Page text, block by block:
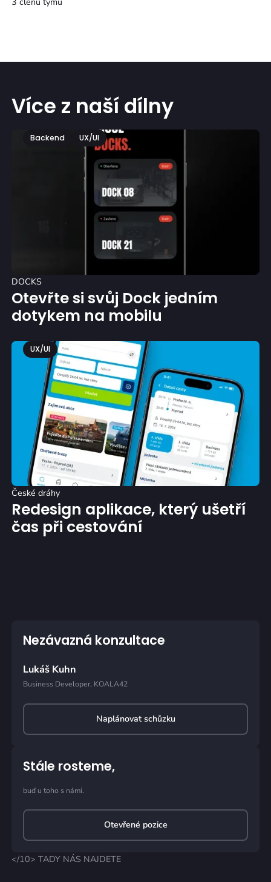
Více z naší dílny
Backend UX/UI
DOCKS
Otevřte si svůj Dock jedním
dotykem na mobilu
UX/UI
České dráhy
Redesign aplikace, který ušetří
čas při cestování
</10> TADY NÁS NAJDETE
Nezávazná konzultace
Lukáš Kuhn
Business Developer, KOALA42
Naplánovat schůzku
Stále rosteme,
buď u toho s námi.
Otevřené pozice